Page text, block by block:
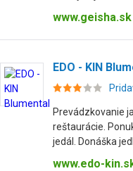
www.geisha.sk
EDO - KIN
Prevádzkovanie
reštaurácie.
jedál. Donáška
www.edo-